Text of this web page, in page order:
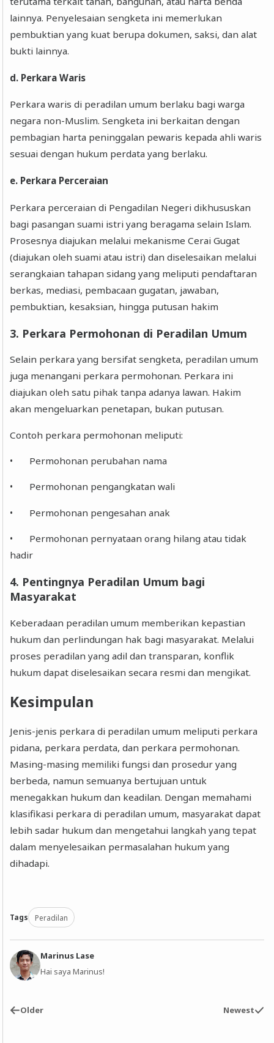
lainnya. Penyelesaian sengketa ini memerlukan
pembuktian yang kuat berupa dokumen, saksi, dan alat
bukti lainnya.
d. Perkara Waris
Perkara waris di peradilan umum berlaku bagi warga
negara non-Muslim. Sengketa ini berkaitan dengan
pembagian harta peninggalan pewaris kepada ahli waris
sesuai dengan hukum perdata yang berlaku.
e. Perkara Perceraian
Perkara perceraian di Pengadilan Negeri dikhususkan
bagi pasangan suami istri yang beragama selain Islam.
Prosesnya diajukan melalui mekanisme Cerai Gugat
(diajukan oleh suami atau istri) dan diselesaikan melalui
serangkaian tahapan sidang yang meliputi pendaftaran
berkas, mediasi, pembacaan gugatan, jawaban,
pembuktian, kesaksian, hingga putusan hakim
3. Perkara Permohonan di Peradilan Umum
Selain perkara yang bersifat sengketa, peradilan umum
juga menangani perkara permohonan. Perkara ini
diajukan oleh satu pihak tanpa adanya lawan. Hakim
akan mengeluarkan penetapan, bukan putusan.
Contoh perkara permohonan meliputi:
• Permohonan perubahan nama
• Permohonan pengangkatan wali
• Permohonan pengesahan anak
•
Permohonan pernyataan orang hilang atau tidak
hadir
4. Pentingnya Peradilan Umum bagi
Masyarakat
Keberadaan peradilan umum memberikan kepastian
hukum dan perlindungan hak bagi masyarakat. Melalui
proses peradilan yang adil dan transparan, konflik
hukum dapat diselesaikan secara resmi dan mengikat.
Kesimpulan
Jenis-jenis perkara di peradilan umum meliputi perkara
pidana, perkara perdata, dan perkara permohonan.
Masing-masing memiliki fungsi dan prosedur yang
berbeda, namun semuanya bertujuan untuk
menegakkan hukum dan keadilan. Dengan memahami
klasifikasi perkara di peradilan umum, masyarakat dapat
lebih sadar hukum dan mengetahui langkah yang tepat
dalam menyelesaikan permasalahan hukum yang
dihadapi.
Tags Peradilan
Marinus Lase
Hai saya Marinus!
Older Newest